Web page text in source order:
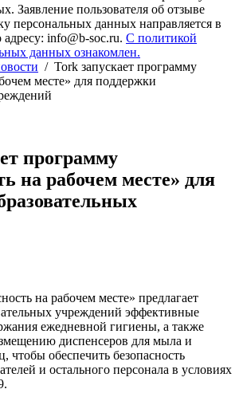
Заявление пользователя об отзыве
персональных данных направляется в
info@b-soc.ru. С политикой
данных ознакомлен.
/ Tork запускает программу
месте» для поддержки
программу
на рабочем месте» для
на рабочем месте» предлагает
учреждений эффективные
ежедневной гигиены, а также
диспенсеров для мыла и
чтобы обеспечить безопасность
и остального персонала в условиях